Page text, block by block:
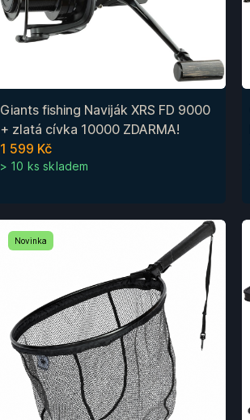
Giants fishing Naviják XRS FD 9000
+ zlatá cívka 10000 ZDARMA!
1 599 Kč
> 10 ks skladem
Novinka